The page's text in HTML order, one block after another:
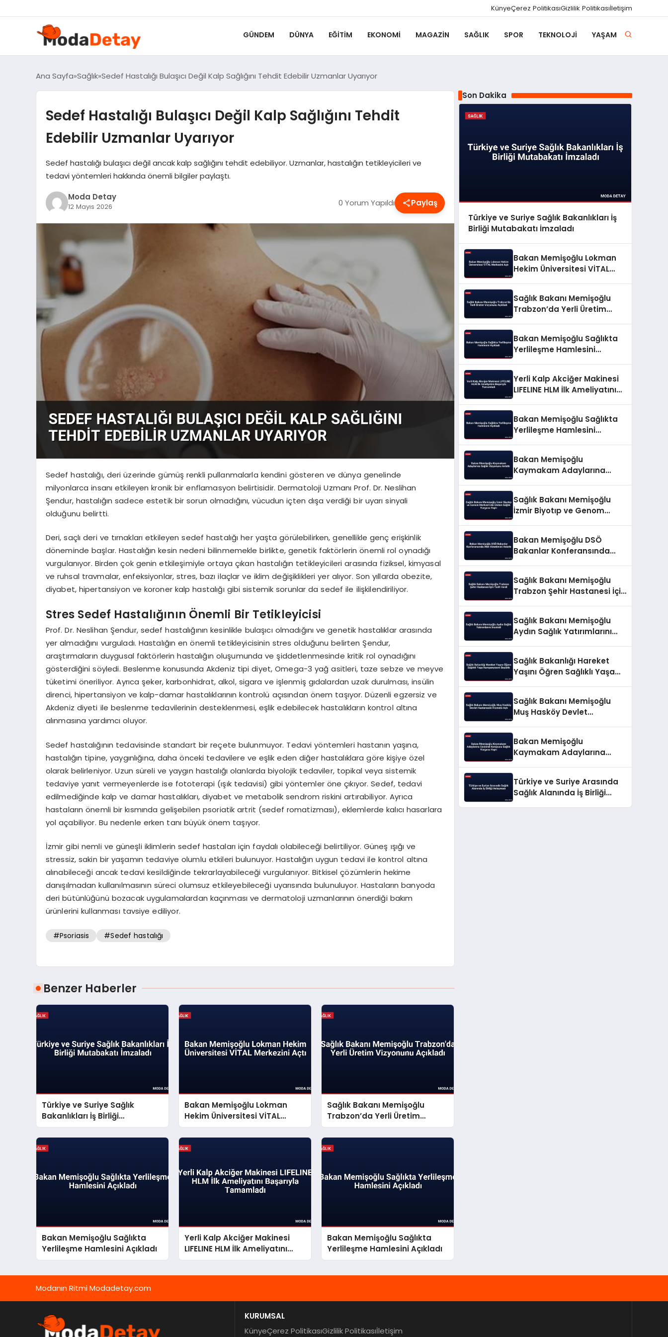
KünyeÇerez PolitikasıGizlilik Politikasıİletişim
GÜNDEM DÜNYA EĞITIM EKONOMI MAGAZIN SAĞLIK SPOR TEKNOLOJI YAŞAM
Ana Sayfa Sağlık Sedef Hastalığı Bulaşıcı Değil Kalp Sağlığını Tehdit Edebilir Uzmanlar Uyarıyor
Sedef Hastalığı Bulaşıcı Değil Kalp Sağlığını Tehdit
Edebilir Uzmanlar Uyarıyor
Sedef hastalığı bulaşıcı değil ancak kalp sağlığını tehdit edebiliyor. Uzmanlar, hastalığın tetikleyicileri ve
tedavi yöntemleri hakkında önemli bilgiler paylaştı.
Moda Detay
12 Mayıs 2026 0 Yorum Yapıldı Paylaş
Sedef hastalığı, deri üzerinde gümüş renkli pullanmalarla kendini gösteren ve dünya genelinde
milyonlarca insanı etkileyen kronik bir enflamasyon belirtisidir. Dermatoloji Uzmanı Prof. Dr. Neslihan
Şendur, hastalığın sadece estetik bir sorun olmadığını, vücudun içten dışa verdiği bir uyarı sinyali
olduğunu belirtti.
Deri, saçlı deri ve tırnakları etkileyen sedef hastalığı her yaşta görülebilirken, genellikle genç erişkinlik
döneminde başlar. Hastalığın kesin nedeni bilinmemekle birlikte, genetik faktörlerin önemli rol oynadığı
vurgulanıyor. Birden çok genin etkileşimiyle ortaya çıkan hastalığın tetikleyicileri arasında fiziksel, kimyasal
ve ruhsal travmalar, enfeksiyonlar, stres, bazı ilaçlar ve iklim değişiklikleri yer alıyor. Son yıllarda obezite,
diyabet, hipertansiyon ve koroner kalp hastalığı gibi sistemik sorunlar da sedef ile ilişkilendiriliyor.
Stres Sedef Hastalığının Önemli Bir Tetikleyicisi
Prof. Dr. Neslihan Şendur, sedef hastalığının kesinlikle bulaşıcı olmadığını ve genetik hastalıklar arasında
yer almadığını vurguladı. Hastalığın en önemli tetikleyicisinin stres olduğunu belirten Şendur,
araştırmaların duygusal faktörlerin hastalığın oluşumunda ve şiddetlenmesinde kritik rol oynadığını
gösterdiğini söyledi. Beslenme konusunda Akdeniz tipi diyet, Omega-3 yağ asitleri, taze sebze ve meyve
tüketimi öneriliyor. Ayrıca şeker, karbonhidrat, alkol, sigara ve işlenmiş gıdalardan uzak durulması, insülin
direnci, hipertansiyon ve kalp-damar hastalıklarının kontrolü açısından önem taşıyor. Düzenli egzersiz ve
Akdeniz diyeti ile beslenme tedavilerinin desteklenmesi, eşlik edebilecek hastalıkların kontrol altına
alınmasına yardımcı oluyor.
Sedef hastalığının tedavisinde standart bir reçete bulunmuyor. Tedavi yöntemleri hastanın yaşına,
hastalığın tipine, yaygınlığına, daha önceki tedavilere ve eşlik eden diğer hastalıklara göre kişiye özel
olarak belirleniyor. Uzun süreli ve yaygın hastalığı olanlarda biyolojik tedaviler, topikal veya sistemik
tedaviye yanıt vermeyenlerde ise fototerapi (ışık tedavisi) gibi yöntemler öne çıkıyor. Sedef, tedavi
edilmediğinde kalp ve damar hastalıkları, diyabet ve metabolik sendrom riskini artırabiliyor. Ayrıca
hastaların önemli bir kısmında gelişebilen psoriatik artrit (sedef romatizması), eklemlerde kalıcı hasarlara
yol açabiliyor. Bu nedenle erken tanı büyük önem taşıyor.
İzmir gibi nemli ve güneşli iklimlerin sedef hastaları için faydalı olabileceği belirtiliyor. Güneş ışığı ve
stressiz, sakin bir yaşamın tedaviye olumlu etkileri bulunuyor. Hastalığın uygun tedavi ile kontrol altına
alınabileceği ancak tedavi kesildiğinde tekrarlayabileceği vurgulanıyor. Bitkisel çözümlerin hekime
danışılmadan kullanılmasının süreci olumsuz etkileyebileceği uyarısında bulunuluyor. Hastaların banyoda
deri bütünlüğünü bozacak uygulamalardan kaçınması ve dermatoloji uzmanlarının önerdiği bakım
ürünlerini kullanması tavsiye ediliyor.
#Psoriasis #Sedef hastalığı
Benzer Haberler
Türkiye ve Suriye Sağlık
Bakanlıkları İş Birliği
Mutabakatı İmzaladı
Bakan Memişoğlu Lokman
Hekim Üniversitesi VİTAL
Merkezini Açtı
Sağlık Bakanı Memişoğlu
Trabzon’da Yerli Üretim
Vizyonunu Açıkladı
Bakan Memişoğlu Sağlıkta
Yerlileşme Hamlesini Açıkladı
Yerli Kalp Akciğer Makinesi
LIFELINE HLM İlk Ameliyatını
Başarıyla Tamamladı
Bakan Memişoğlu Sağlıkta
Yerlileşme Hamlesini Açıkladı
Son Dakika
Türkiye ve Suriye Sağlık Bakanlıkları İş
Birliği Mutabakatı İmzaladı
Bakan Memişoğlu Lokman
Hekim Üniversitesi VİTAL
Sağlık Bakanı Memişoğlu
Trabzon’da Yerli Üretim
Bakan Memişoğlu Sağlıkta
Yerlileşme Hamlesini
Yerli Kalp Akciğer Makinesi
LIFELINE HLM İlk Ameliyatını
Bakan Memişoğlu Sağlıkta
Yerlileşme Hamlesini
Bakan Memişoğlu
Kaymakam Adaylarına
Sağlık Bakanı Memişoğlu
İzmir Biyotıp ve Genom
Bakan Memişoğlu DSÖ
Bakanlar Konferansında
Sağlık Bakanı Memişoğlu
Trabzon Şehir Hastanesi İçin
Sağlık Bakanı Memişoğlu
Aydın Sağlık Yatırımlarını
Sağlık Bakanlığı Hareket
Yaşını Öğren Sağlıklı Yaşa
Sağlık Bakanı Memişoğlu
Muş Hasköy Devlet
Bakan Memişoğlu
Kaymakam Adaylarına
Türkiye ve Suriye Arasında
Sağlık Alanında İş Birliği
Modanın Ritmi Modadetay.com
KURUMSAL
KünyeÇerez PolitikasıGizlilik Politikasıİletişim